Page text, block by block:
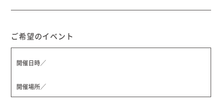
せ
1806
ご希望のイベント
開催日時／
開催場所／